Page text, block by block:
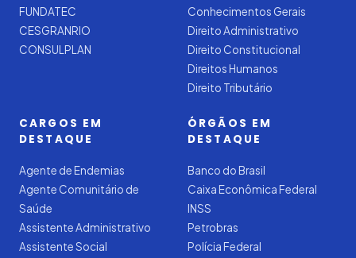
FUNDATEC
CESGRANRIO
CONSULPLAN
Conhecimentos Gerais
Direito Administrativo
Direito Constitucional
Direitos Humanos
Direito Tributário
CARGOS EM
DESTAQUE
Agente de Endemias
Agente Comunitário de
Saúde
Assistente Administrativo
Assistente Social
ÓRGÃOS EM
DESTAQUE
Banco do Brasil
Caixa Econômica Federal
INSS
Petrobras
Polícia Federal